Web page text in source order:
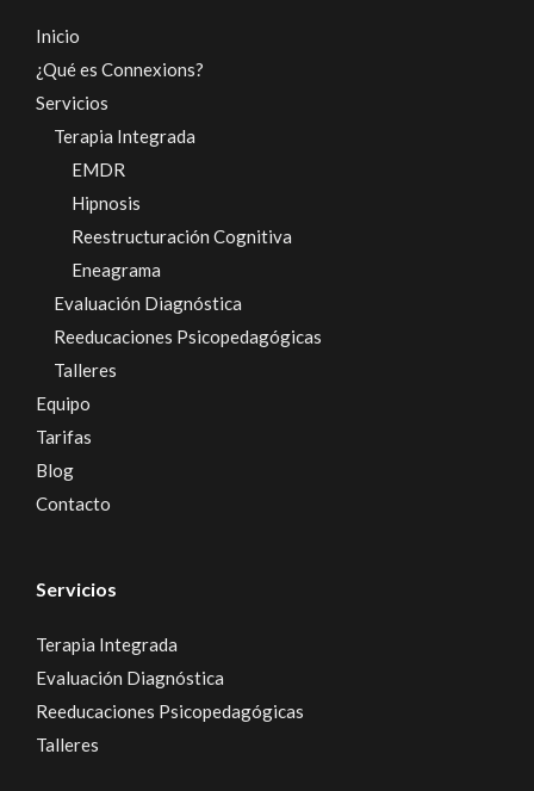
Inicio
¿Qué es Connexions?
Servicios
Terapia Integrada
EMDR
Hipnosis
Reestructuración Cognitiva
Eneagrama
Evaluación Diagnóstica
Reeducaciones Psicopedagógicas
Talleres
Equipo
Tarifas
Blog
Contacto
Servicios
Terapia Integrada
Evaluación Diagnóstica
Reeducaciones Psicopedagógicas
Talleres